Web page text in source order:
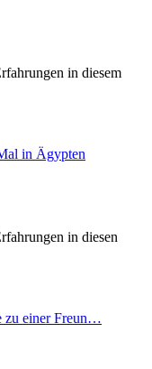
in diesem
in Ägypten
in diesen
zu einer Freun…